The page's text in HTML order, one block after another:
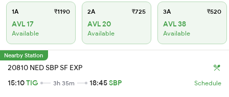
1A ₹1190
AVL 17
Available
2A ₹725
AVL 20
Available
3A ₹520
AVL 38
Available
Nearby Station
20810 NED SBP SF EXP
15:10TIG 3h 35m 18:45SBP Schedule